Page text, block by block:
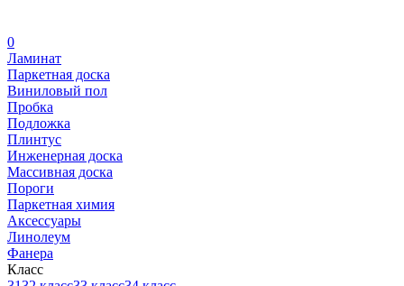
0
Ламинат
Паркетная доска
Виниловый пол
Пробка
Подложка
Плинтус
Инженерная доска
Массивная доска
Пороги
Паркетная химия
Аксессуары
Линолеум
Фанера
Класс